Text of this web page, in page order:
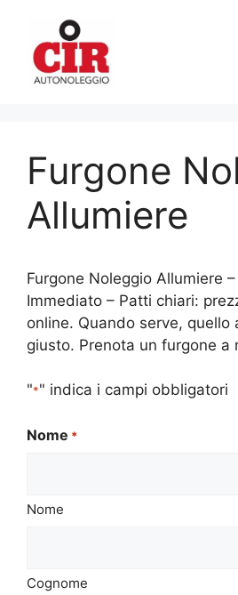
contenuto
Furgone
Allumiere
Furgone Noleggio Allumiere
Immediato – Patti chiari:
online. Quando serve, quello
giusto. Prenota un furgone a
"*" indica i campi obbligatori
Nome *
Nome
Cognome